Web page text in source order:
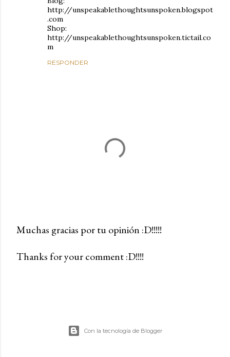
http://unspeakablethoughtsunspoken.blogspot
.com
Shop:
http://unspeakablethoughtsunspoken.tictail.co
m
RESPONDER
u
Muchas gracias por tu opinión :D!!!!!
Thanks for your comment :D!!!!
Con la tecnología de Blogger